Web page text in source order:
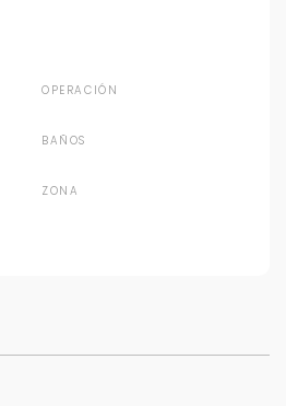
OPERACIÓN
BAÑOS
ZONA